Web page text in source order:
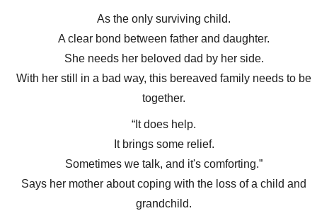
As the only surviving child.
A clear bond between father and daughter.
She needs her beloved dad by her side.
With her still in a bad way, this bereaved family needs to be
together.
“It does help.
It brings some relief.
Sometimes we talk, and it's comforting.”
Says her mother about coping with the loss of a child and
grandchild.